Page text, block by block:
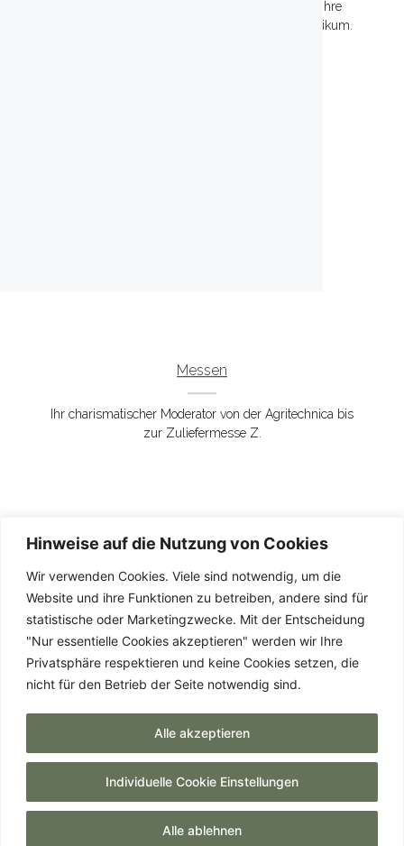
Hinweise auf die Nutzung von Cookies
Wir verwenden Cookies. Viele sind notwendig, um die
Website und ihre Funktionen zu betreiben, andere sind für
statistische oder Marketingzwecke. Mit der Entscheidung
"Nur essentielle Cookies akzeptieren" werden wir Ihre
Privatsphäre respektieren und keine Cookies setzen, die
nicht für den Betrieb der Seite notwendig sind.
Individuelle Cookie Einstellungen
Alle ablehnen
Alle akzeptieren
Spannende Live-Interviews: Der Moderator für Ihre
Podiumsdiskussion und Mehrwert für jedes Publikum.
Messen
Ihr charismatischer Moderator von der Agritechnica bis
zur Zuliefermesse Z.
© 2026 Tobias Witton. All Rights Reserved.